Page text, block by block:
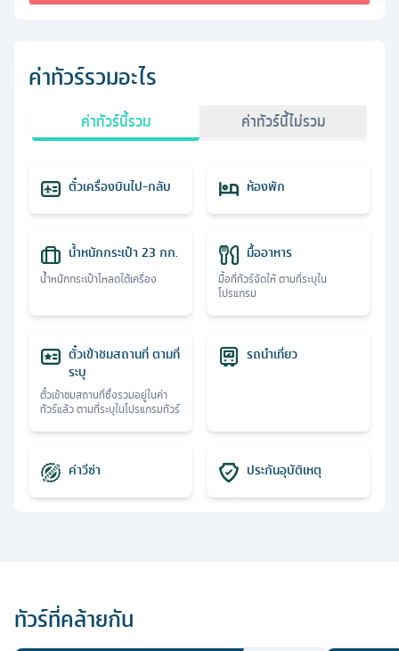
ค่าทัวร์รวมอะไร
ค่าทัวร์นี้รวม ค่าทัวร์นี้ไม่รวม
ตั๋วเครื่องบินไป-กลับ ห้องพัก
น้ำหนักกระเป๋า 23 กก.
น้ำหนักกระเป๋าโหลดใต้เครื่อง
มื้ออาหาร
มื้อที่ทัวร์จัดให้ ตามที่ระบุใน
โปรแกรม
ตั๋วเข้าชมสถานที่ ตามที่
ระบุ
ตั๋วเข้าชมสถานที่ซึ่งรวมอยู่ในค่า
ทัวร์แล้ว ตามที่ระบุในโปรแกรมทัวร์
รถนำเที่ยว
ค่าวีซ่า ประกันอุบัติเหตุ
ทัวร์ที่คล้ายกัน